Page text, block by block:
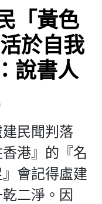
「黃色
於自我
說書人
民聞判落
港』的『名
會記得盧建
二淨。因